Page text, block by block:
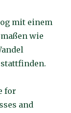
mit einem
wie
for
and